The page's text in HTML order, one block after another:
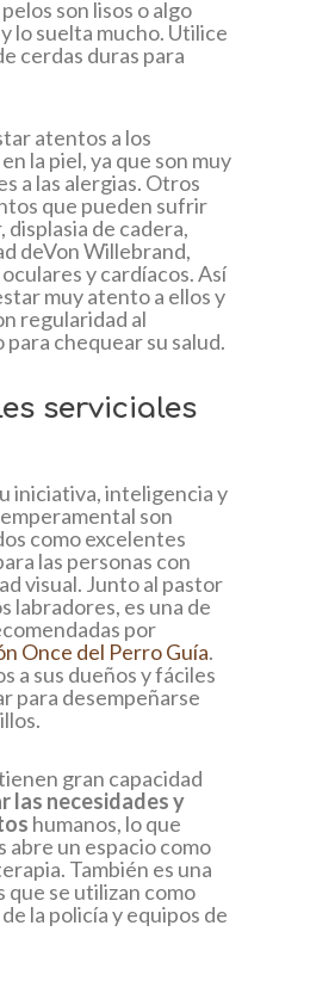
son lisos o algo
lo suelta mucho. Utilice
cerdas duras para
atentos a los
la piel, ya que son muy
a las alergias. Otros
que pueden sufrir
displasia de cadera,
deVon Willebrand,
y cardíacos. Así
muy atento a ellos y
regularidad al
chequear su salud.
serviciales
iniciativa, inteligencia y
son
como excelentes
las personas con
visual. Junto al pastor
labradores, es una de
por
Once del Perro Guía.
a sus dueños y fáciles
para desempeñarse
gran capacidad
las necesidades y
humanos, lo que
abre un espacio como
También es una
que se utilizan como
la policía y equipos de